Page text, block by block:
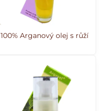
100% Arganový olej s růží